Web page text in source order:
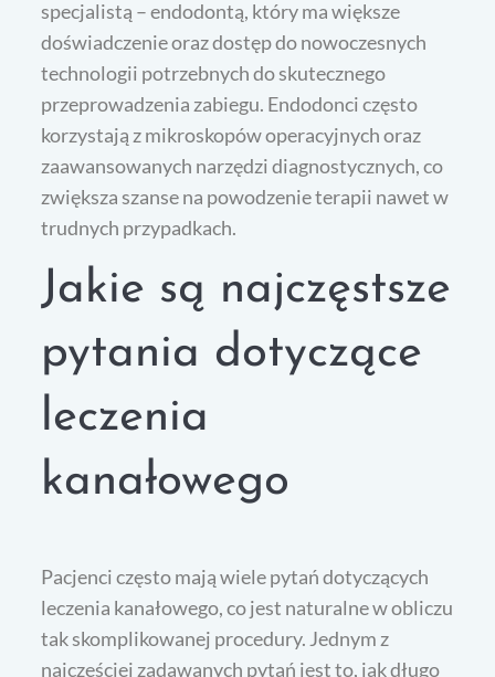
specjalistą – endodontą, który ma większe
doświadczenie oraz dostęp do nowoczesnych
technologii potrzebnych do skutecznego
przeprowadzenia zabiegu. Endodonci często
korzystają z mikroskopów operacyjnych oraz
zaawansowanych narzędzi diagnostycznych, co
zwiększa szanse na powodzenie terapii nawet w
trudnych przypadkach.
Jakie są najczęstsze
pytania dotyczące
leczenia
kanałowego
Pacjenci często mają wiele pytań dotyczących
leczenia kanałowego, co jest naturalne w obliczu
tak skomplikowanej procedury. Jednym z
najczęściej zadawanych pytań jest to, jak długo